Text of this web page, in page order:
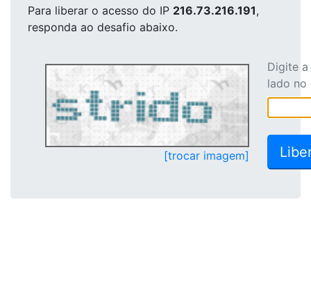
Para liberar o acesso do IP 216.73.216.191,
responda ao desafio abaixo.
[trocar imagem]
Digite
lado no